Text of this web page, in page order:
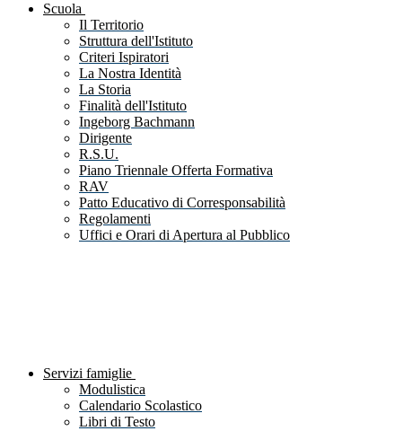
Scuola
Il Territorio
Struttura dell'Istituto
Criteri Ispiratori
La Nostra Identità
La Storia
Finalità dell'Istituto
Ingeborg Bachmann
Dirigente
R.S.U.
Piano Triennale Offerta Formativa
RAV
Patto Educativo di Corresponsabilità
Regolamenti
Uffici e Orari di Apertura al Pubblico
Servizi famiglie
Modulistica
Calendario Scolastico
Libri di Testo